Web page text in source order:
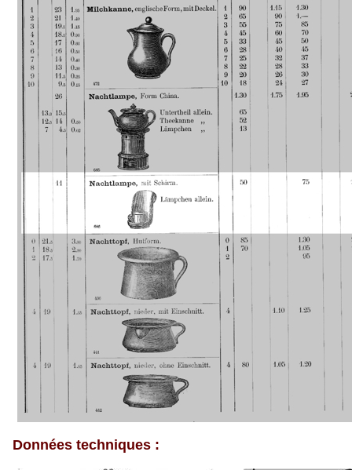
Données techniques :